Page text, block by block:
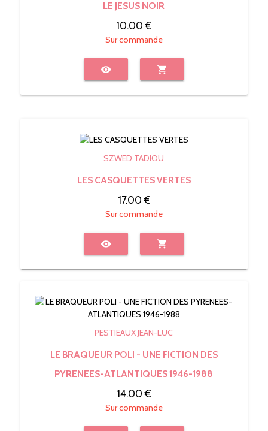
LE JESUS NOIR
10.00 €
Sur commande
visibility shopping_cart
SZWED TADIOU
LES CASQUETTES VERTES
17.00 €
Sur commande
visibility shopping_cart
PESTIEAUX JEAN-LUC
LE BRAQUEUR POLI - UNE FICTION DES
PYRENEES-ATLANTIQUES 1946-1988
14.00 €
Sur commande